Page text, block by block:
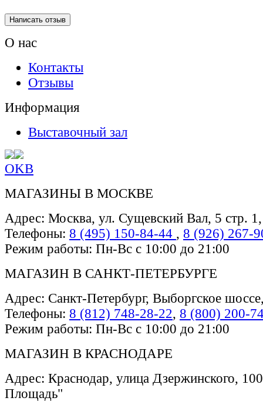
Написать отзыв
О нас
Контакты
Отзывы
Информация
Выставочный зал
OKВ
МАГАЗИНЫ В МОСКВЕ
Адрес: Москва, ул. Сущевский Вал, 5 стр.
Телефоны: 8 (495) 150-84-44 , 8 (926) 267-
Режим работы: Пн-Вс с 10:00 до 21:00
МАГАЗИН В САНКТ-ПЕТЕРБУРГЕ
Адрес: Санкт-Петербург, Выборгское
Телефоны: 8 (812) 748-28-22, 8 (800) 200-
Режим работы: Пн-Вс с 10:00 до 21:00
МАГАЗИН В КРАСНОДАРЕ
Адрес: Краснодар, улица Дзержинского,
Площадь"